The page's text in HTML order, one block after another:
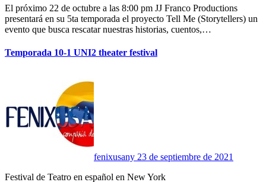
El próximo 22 de octubre a las 8:00 pm JJ Franco Productions
presentará en su 5ta temporada el proyecto Tell Me (Storytellers) un
evento que busca rescatar nuestras historias, cuentos,…
Temporada 10-1 UNI2 theater festival
fenixusany 23 de septiembre de 2021
Festival de Teatro en español en New York